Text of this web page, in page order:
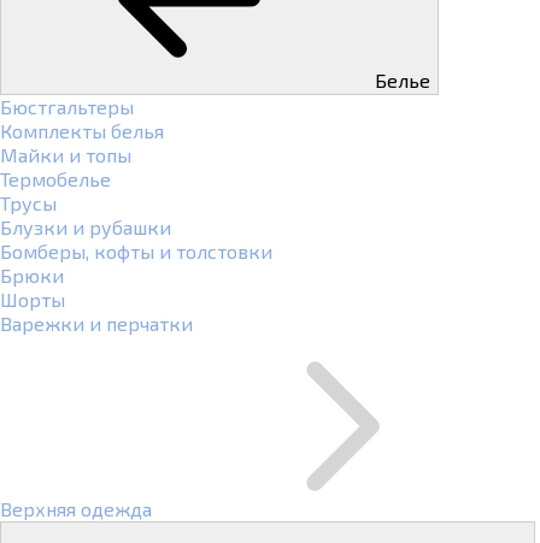
Белье
Бюстгальтеры
Комплекты белья
Майки и топы
Термобелье
Трусы
Блузки и рубашки
Бомберы, кофты и толстовки
Брюки
Шорты
Варежки и перчатки
Верхняя одежда